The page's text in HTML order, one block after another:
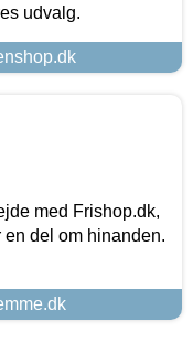
udvalg.
med Frishop.dk,
del om hinanden.